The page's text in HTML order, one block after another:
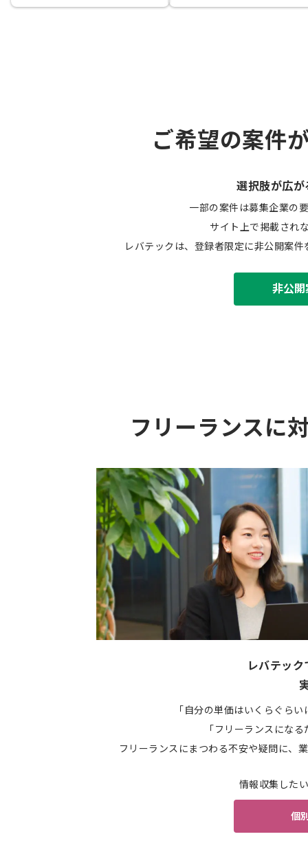
ご希望の案件
選択肢が広が
一部の案件は募集企業の
サイト上で掲載され
レバテックは、登録者限定に非公開案
非公
フリーランスに
レバテッ
「自分の単価はいくらぐら
「フリーランスにな
フリーランスにまつわる不安や疑問に、
情報収集した
個